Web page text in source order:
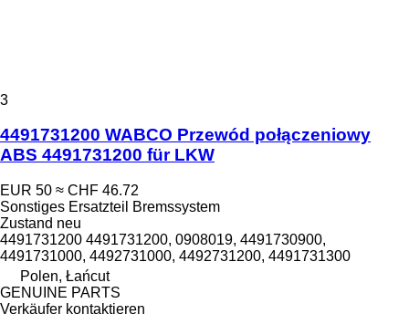
3
4491731200 WABCO Przewód połączeniowy
ABS 4491731200 für LKW
EUR 50 ≈ CHF 46.72
Sonstiges Ersatzteil Bremssystem
Zustand neu
4491731200 4491731200, 0908019, 4491730900,
4491731000, 4492731000, 4492731200, 4491731300
Polen, Łańcut
GENUINE PARTS
Verkäufer kontaktieren